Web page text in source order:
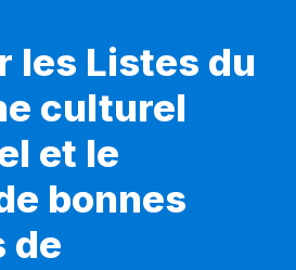
les Listes du
culturel
et le
bonnes
de